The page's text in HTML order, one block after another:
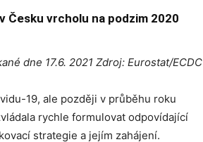
Česku vrcholu na podzim 2020
dne 17.6. 2021 Zdroj: Eurostat/ECDC
19, ale později v průběhu roku
rychle formulovat odpovídající
strategie a jejím zahájení.